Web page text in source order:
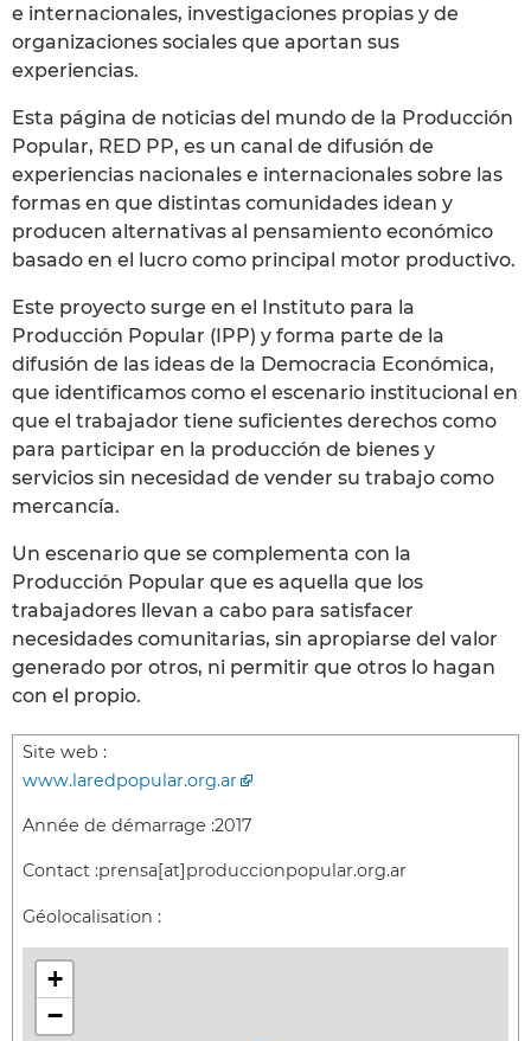
e internacionales, investigaciones propias y de
organizaciones sociales que aportan sus
experiencias.
Esta página de noticias del mundo de la Producción
Popular, RED PP, es un canal de difusión de
experiencias nacionales e internacionales sobre las
formas en que distintas comunidades idean y
producen alternativas al pensamiento económico
basado en el lucro como principal motor productivo.
Este proyecto surge en el Instituto para la
Producción Popular (IPP) y forma parte de la
difusión de las ideas de la Democracia Económica,
que identificamos como el escenario institucional en
que el trabajador tiene suficientes derechos como
para participar en la producción de bienes y
servicios sin necesidad de vender su trabajo como
mercancía.
Un escenario que se complementa con la
Producción Popular que es aquella que los
trabajadores llevan a cabo para satisfacer
necesidades comunitarias, sin apropiarse del valor
generado por otros, ni permitir que otros lo hagan
con el propio.
Site web :
www.laredpopular.org.ar
Année de démarrage :2017
Contact :prensa[at]produccionpopular.org.ar
Géolocalisation :
+
−